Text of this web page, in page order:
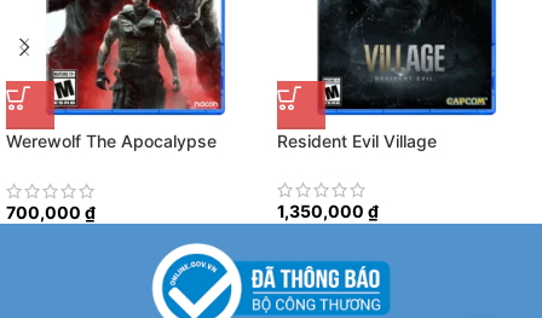
Werewolf The Apocalypse
700,000 ₫
Resident Evil Village
1,350,000 ₫